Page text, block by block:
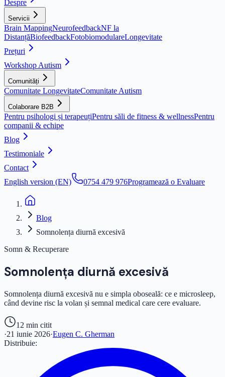
Despre
Servicii
Brain MappingNeurofeedbackNF la
DistanțăBiofeedbackFotobiomodulareLongevitate
Prețuri
Workshop Autism
Comunități
Comunitate LongevitateComunitate Autism
Colaborare B2B
Pentru psihologi și terapeuțiPentru săli de fitness & wellnessPentru
companii & echipe
Blog
Testimoniale
Contact
English version (EN)
0754 479 976Programează o Evaluare
Blog
Somnolența diurnă excesivă
Somn & Recuperare
Somnolența diurnă excesivă
Somnolența diurnă excesivă nu e simpla oboseală: ce e microsleep,
când devine risc la volan și semnal medical care cere evaluare.
12 min citit
·21 iunie 2026·Eugen C. Gherman
Distribuie: